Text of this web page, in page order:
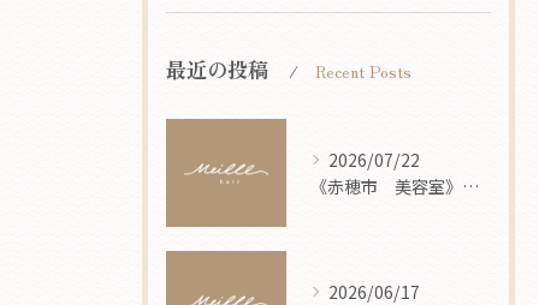
最近の投稿 Recent Posts
2026/07/22
《赤穂市 美容室》 8月営業案内
2026/06/17